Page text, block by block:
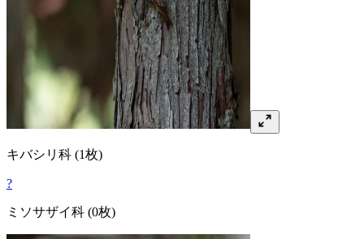
キバシリ 科 (1枚)
?
ミソサザイ科 (0枚)